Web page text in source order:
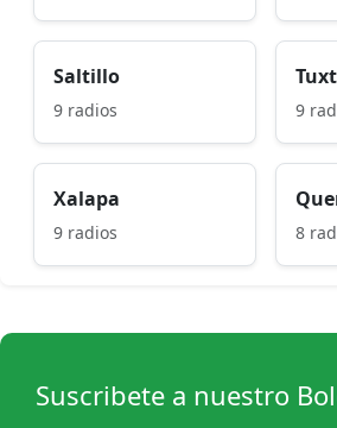
Saltillo
9 radios 9
Xalapa
9 radios 8
Suscribete a nuestro